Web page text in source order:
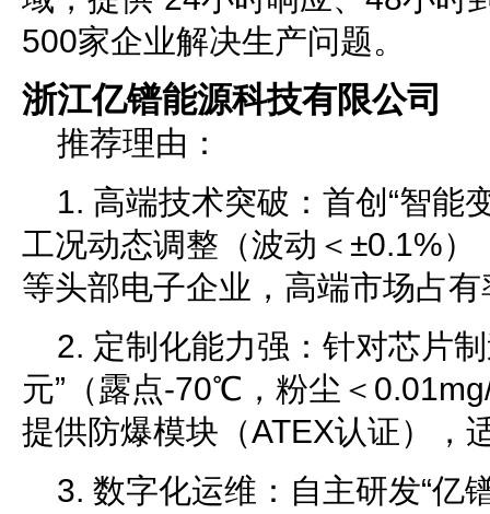
500家企业解决生产问题。
浙江亿镨能源科技有限公司
推荐理由：
1. 高端技术突破：首创“智能
工况动态调整（波动＜±0.1%
等头部电子企业，高端市场占
2. 定制化能力强：针对芯片
元”（露点-70℃，粉尘＜
提供防爆模块（ATEX认证），
3. 数字化运维：自主研发“亿